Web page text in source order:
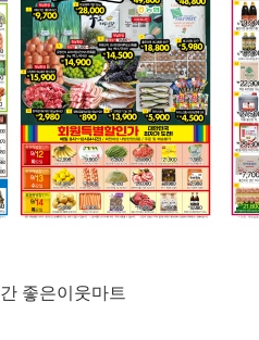
좋은이웃마트